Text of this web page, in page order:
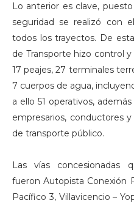
Lo anterior es clave,
seguridad se realizó con
todos los trayectos. De
de Transporte hizo control
17 peajes, 27 terminales
7 cuerpos de agua,
a ello 51 operativos,
empresarios, conductores
de transporte público.
Las vías concesionadas
fueron Autopista Conexión
Pacífico 3, Villavicencio –